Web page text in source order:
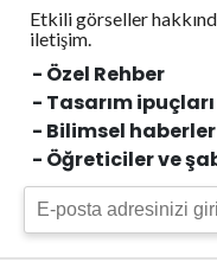
Etkili görseller
iletişim.
- Özel Rehber
- Tasarım ipuçları
- Bilimsel
- Öğreticiler ve